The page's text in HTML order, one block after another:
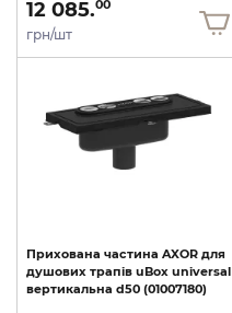
12 085.00
грн/шт
Прихована частина AXOR для
душових трапів uBox universal
вертикальна d50 (01007180)